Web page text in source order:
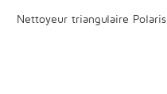
Nettoyeur triangulaire Polaris